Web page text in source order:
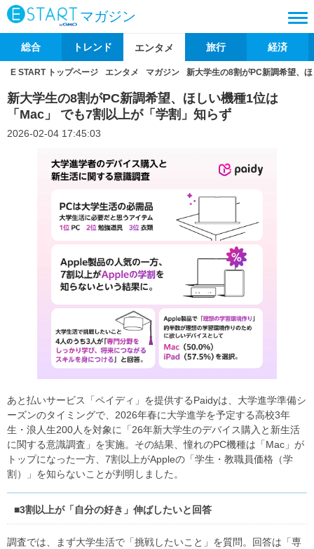
マガジン
総合 トレンド エンタメ 旅行 経済
E START トップページ エンタメ マガジン 新大学生の8割がPC新調希望、
新大学生の8割がPC新調希望、ほしい機種1位は
「Mac」 でも7割以上が「学割」知らず
2026-02-04 17:45:03
あと払いサービス「ペイディ」を提供するPaidyは、大学進学準備シ
ーズンのタイミングで、2026年春に大学進学を予定する高校3年
生・浪人生200人を対象に「26年新大学生のデバイス購入と新生活
に関する意識調査」を実施。その結果、憧れのPC機種は「Mac」が
トップになった⼀⽅、7割以上がAppleの「学⽣・教職員価格（学
割）」を知らないことが判明しました。
■3割以上が「自分の好き」伸ばしたいと回答
調査では、まず大学生活で「挑戦したいこと」を質問。回答は「専